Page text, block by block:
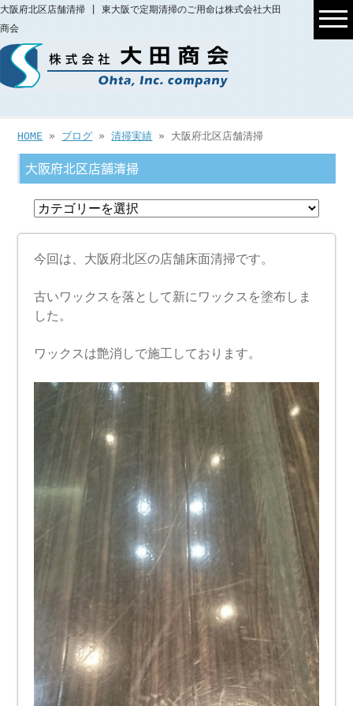
大阪府北区店舗清掃 | 東大阪で定期清掃のご用命は株式会社大田
商会
HOME » ブログ »清掃実績 » 大阪府北区店舗清掃
大阪府北区店舗清掃
今回は、大阪府北区の店舗床面清掃です。
古いワックスを落として新にワックスを塗布しま
した。
ワックスは艶消しで施工しております。